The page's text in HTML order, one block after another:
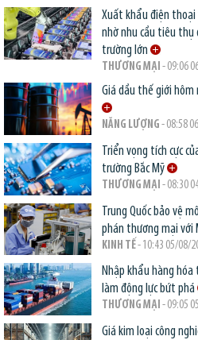
Xuất khẩu điện
nhờ nhu cầu tiêu
trường lớn
THƯƠNG MẠI - 09:06
Giá dầu thế giới hôm
NĂNG LƯỢNG - 08:58
Triển vọng tích cực
trường Bắc Mỹ
THƯƠNG MẠI - 08:30
Trung Quốc bảo vệ
phán thương mại với
KINH TẾ- 10:43 05/08/
Nhập khẩu hàng hóa
làm động lực bứt phá
THƯƠNG MẠI - 09:05
Giá kim loại công